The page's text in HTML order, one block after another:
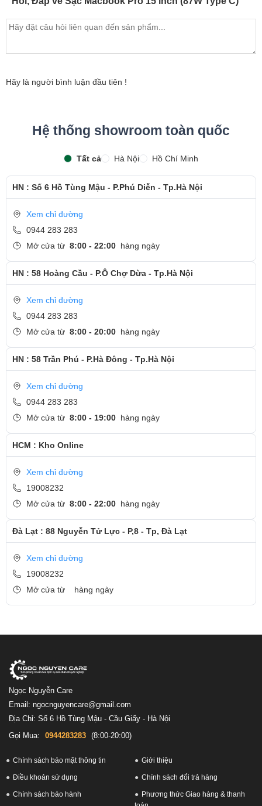
Hãy là người bình luận đầu tiên !
Hệ thống showroom toàn quốc
Tất cả Hà Nội Hồ Chí Minh
HN : Số 6 Hồ Tùng Mậu - P.Phú Diễn - Tp.Hà Nội
Xem chỉ đường
0944 283 283
Mở cửa từ 8:00 - 22:00 hàng ngày
HN : 58 Hoàng Cầu - P.Ô Chợ Dừa - Tp.Hà Nội
Xem chỉ đường
0944 283 283
Mở cửa từ 8:00 - 20:00 hàng ngày
HN : 58 Trần Phú - P.Hà Đông - Tp.Hà Nội
Xem chỉ đường
0944 283 283
Mở cửa từ 8:00 - 19:00 hàng ngày
HCM : Kho Online
Xem chỉ đường
19008232
Mở cửa từ 8:00 - 22:00 hàng ngày
Đà Lạt : 88 Nguyễn Tử Lực - P,8 - Tp, Đà Lạt
Xem chỉ đường
19008232
Mở cửa từ
hàng ngày
Ngọc Nguyễn Care
Email: ngocnguyencare@gmail.com
Địa Chỉ: Số 6 Hồ Tùng Mậu - Cầu Giấy - Hà Nội
Gọi Mua:
0944283283 (8:00-20:00)
Chính sách bảo mật thông tin Giới thiệu
Điều khoản sử dụng Chính sách đổi trả hàng
Chính sách bảo hành
Phương thức Giao hàng & thanh